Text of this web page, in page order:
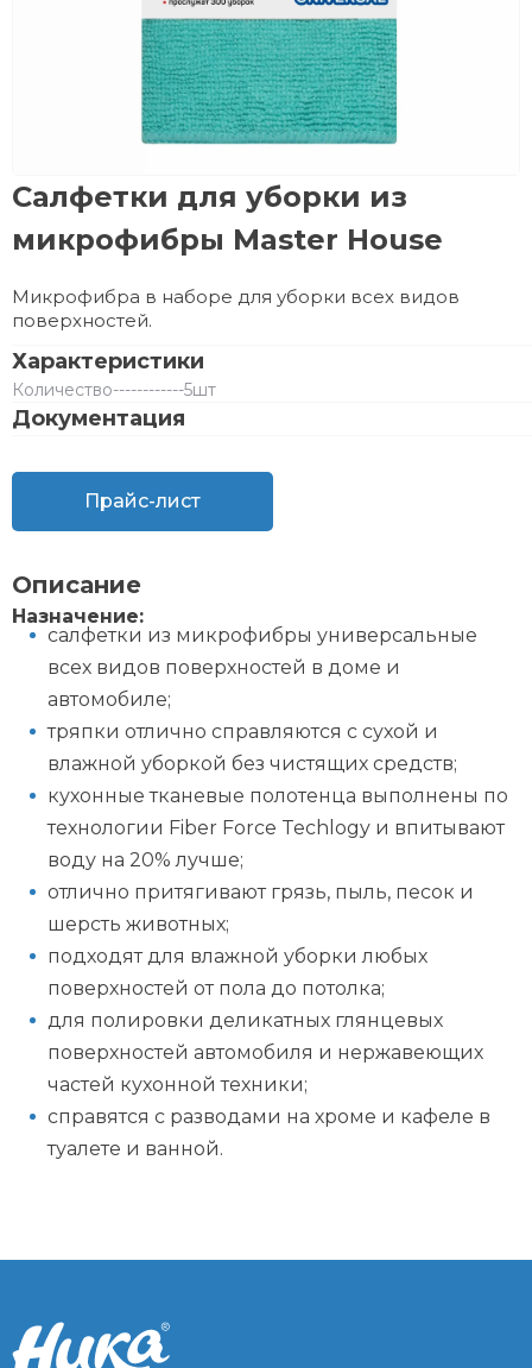
Салфетки для уборки из
микрофибры Master House
Микрофибра в наборе для уборки всех видов
поверхностей.
Характеристики
Количество------------5шт
Документация
Прайс-лист
Описание
Назначение:
салфетки из микрофибры универсальные
всех видов поверхностей в доме и
автомобиле;
тряпки отлично справляются с сухой и
влажной уборкой без чистящих средств;
кухонные тканевые полотенца выполнены по
технологии Fiber Force Techlogy и впитывают
воду на 20% лучше;
отлично притягивают грязь, пыль, песок и
шерсть животных;
подходят для влажной уборки любых
поверхностей от пола до потолка;
для полировки деликатных глянцевых
поверхностей автомобиля и нержавеющих
частей кухонной техники;
справятся с разводами на хроме и кафеле в
туалете и ванной.